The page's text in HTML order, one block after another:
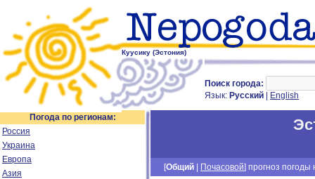
Куусику (Эстония)
Поиск города:
Язык: Русский English
Погода по регионам:
Россия
Украина
Европа
Азия
[Общий Почасовой] прогноз погоды